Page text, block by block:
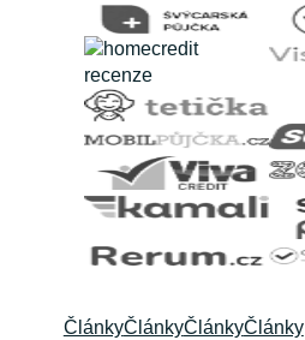
ČlánkyČlánkyČlánkyČlánky